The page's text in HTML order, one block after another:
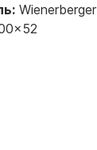
Wienerberger